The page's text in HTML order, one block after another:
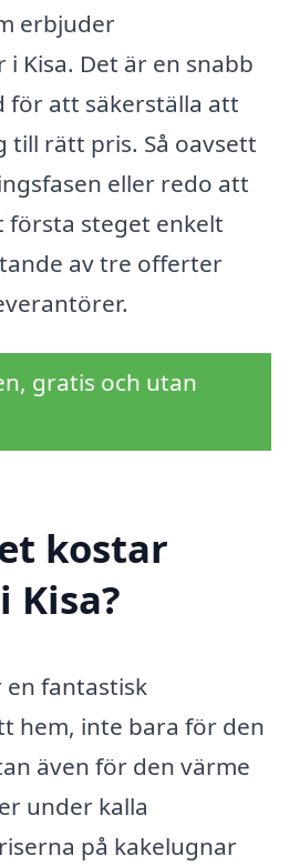
erbjuder
Kisa. Det är en snabb
för att säkerställa att
till rätt pris. Så oavsett
eller redo att
första steget enkelt
av tre offerter
gratis och utan
kostar
Kisa?
en fantastisk
hem, inte bara för den
även för den värme
under kalla
på kakelugnar